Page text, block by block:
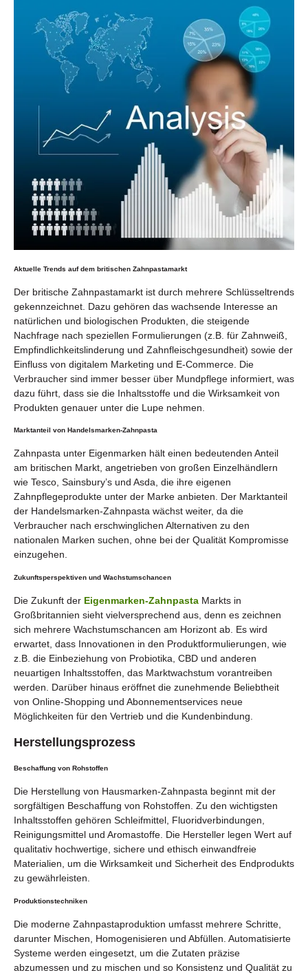
Aktuelle Trends auf dem britischen Zahnpastamarkt
Der britische Zahnpastamarkt ist durch mehrere Schlüsseltrends
gekennzeichnet. Dazu gehören das wachsende Interesse an
natürlichen und biologischen Produkten, die steigende
Nachfrage nach speziellen Formulierungen (z.B. für Zahnweiß,
Empfindlichkeitslinderung und Zahnfleischgesundheit) sowie der
Einfluss von digitalem Marketing und E-Commerce. Die
Verbraucher sind immer besser über Mundpflege informiert, was
dazu führt, dass sie die Inhaltsstoffe und die Wirksamkeit von
Produkten genauer unter die Lupe nehmen.
Marktanteil von Handelsmarken-Zahnpasta
Zahnpasta unter Eigenmarken hält einen bedeutenden Anteil
am britischen Markt, angetrieben von großen Einzelhändlern
wie Tesco, Sainsbury’s und Asda, die ihre eigenen
Zahnpflegeprodukte unter der Marke anbieten. Der Marktanteil
der Handelsmarken-Zahnpasta wächst weiter, da die
Verbraucher nach erschwinglichen Alternativen zu den
nationalen Marken suchen, ohne bei der Qualität Kompromisse
einzugehen.
Zukunftsperspektiven und Wachstumschancen
Die Zukunft der Eigenmarken-Zahnpasta Markts in
Großbritannien sieht vielversprechend aus, denn es zeichnen
sich mehrere Wachstumschancen am Horizont ab. Es wird
erwartet, dass Innovationen in den Produktformulierungen, wie
z.B. die Einbeziehung von Probiotika, CBD und anderen
neuartigen Inhaltsstoffen, das Marktwachstum vorantreiben
werden. Darüber hinaus eröffnet die zunehmende Beliebtheit
von Online-Shopping und Abonnementservices neue
Möglichkeiten für den Vertrieb und die Kundenbindung.
Herstellungsprozess
Beschaffung von Rohstoffen
Die Herstellung von Hausmarken-Zahnpasta beginnt mit der
sorgfältigen Beschaffung von Rohstoffen. Zu den wichtigsten
Inhaltsstoffen gehören Schleifmittel, Fluoridverbindungen,
Reinigungsmittel und Aromastoffe. Die Hersteller legen Wert auf
qualitativ hochwertige, sichere und ethisch einwandfreie
Materialien, um die Wirksamkeit und Sicherheit des Endprodukts
zu gewährleisten.
Produktionstechniken
Die moderne Zahnpastaproduktion umfasst mehrere Schritte,
darunter Mischen, Homogenisieren und Abfüllen. Automatisierte
Systeme werden eingesetzt, um die Zutaten präzise
abzumessen und zu mischen und so Konsistenz und Qualität zu